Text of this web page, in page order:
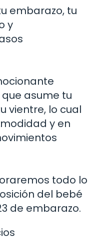
embarazo, tu
y
asume tu
vientre, lo cual
y en
todo lo
del bebé
de embarazo.